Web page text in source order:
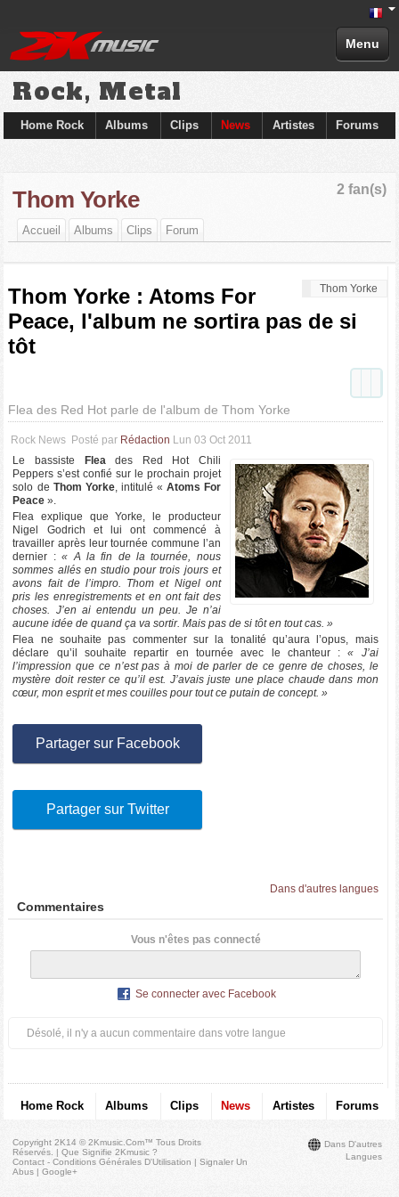
Menu
Rock, Metal
Home Rock Albums Clips News Artistes Forums
2 fan(s)
Thom Yorke
Accueil Albums Clips Forum
Thom Yorke
Thom Yorke : Atoms For
Peace, l'album ne sortira pas de si
tôt
Flea des Red Hot parle de l'album de Thom Yorke
Rock News Posté par Rédaction Lun 03 Oct 2011
Le bassiste
Fleades Red Hot Chili
Peppers s’est confié sur le prochain projet
solo de Thom Yorke, intitulé « Atoms For
Peace ».
Flea explique que Yorke, le producteur
Nigel Godrich et lui ont commencé à
travailler après leur tournée commune l’an
dernier :« A la fin de la tournée, nous
sommes allés en studio pour trois jours et
avons fait de l’impro. Thom et Nigel ont
pris les enregistrements et en ont fait des
choses. J’en ai entendu un peu. Je n’ai
aucune idée de quand ça va sortir. Mais pas de si tôt en tout cas. »
Flea ne souhaite pas commenter sur la tonalité qu’aura l’opus, mais
déclare qu’il souhaite repartir en tournée avec le chanteur :« J’ai
l’impression que ce n’est pas à moi de parler de ce genre de choses, le
mystère doit rester ce qu’il est. J’avais juste une place chaude dans mon
cœur, mon esprit et mes couilles pour tout ce putain de concept. »
Partager sur Facebook
Partager sur Twitter
Dans d'autres langues
Commentaires
Vous n'êtes pas connecté
Se connecter avec Facebook
Désolé, il n'y a aucun commentaire dans votre langue
Home Rock Albums Clips News Artistes Forums
Dans D'autres
Langues
Copyright 2K14 © 2Kmusic.com™Tous Droits
Réservés . |Que Signifie 2Kmusic ?
Contact - Conditions Générales D'Utilisation |Signaler Un
Abus |Google+